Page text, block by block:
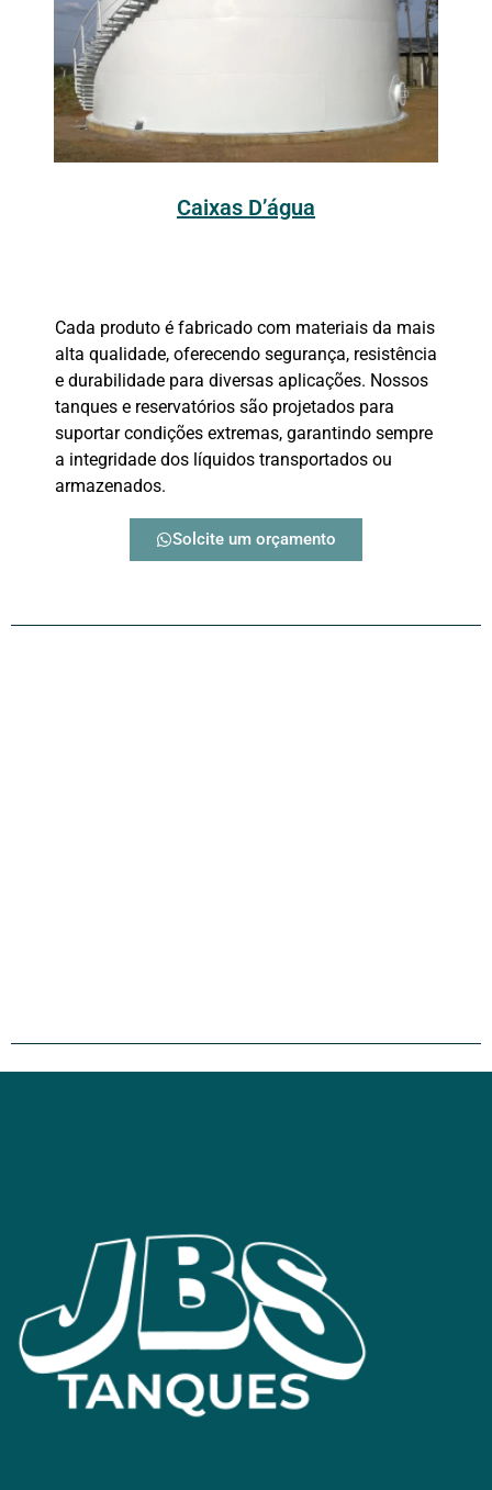
Caixas D’água
Cada produto é fabricado com materiais da mais
alta qualidade, oferecendo segurança, resistência
e durabilidade para diversas aplicações. Nossos
tanques e reservatórios são projetados para
suportar condições extremas, garantindo sempre
a integridade dos líquidos transportados ou
armazenados.
Solcite um orçamento